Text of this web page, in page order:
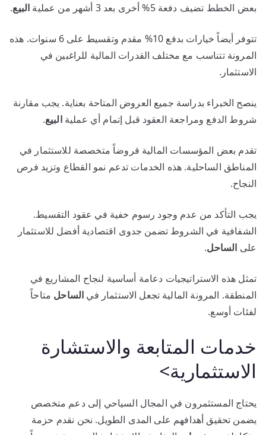
بعض الخطط تضيف دفعة 5% أخرى بعد 3 أشهر من عملية
البيع.
تتوفر أيضاً خيارات بدفع 10% مقدم وتقسيط على 6 سنوات. هذه
المرونة تتناسب مع مختلف القدرات المالية للراغبين في
الاستثمار.
ينصح الخبراء بدراسة جميع العروض المتاحة بعناية. يجب مقارنة
شروط الدفع ومراجعة العقود قبل إتمام أي عمليةالبيع.
تقدم بعض المؤسسات المالية قروضاً متخصصة للاستثمار في
المناطق الساحلية. هذه الخدمات تدعم نمو القطاع وتزيد فرص
النجاح.
يجب التأكد من عدم وجود رسوم خفية في عقود التقسيط.
الشفافية في الشروط تضمن جدوى اقتصادية أفضل للاستثمار
على الساحل.
تمثل هذه الاستراتيجيات دعامة أساسية لنجاح المشاريع في
المنطقة. المرونة المالية تجعل الاستثمار في الساحل متاحاً
لفئات أوسع.
خدمات المتابعة والاستشارة
الاستثمارية>
يحتاج المستثمرون في المجال السياحي إلى دعم متخصص
يضمن تحقيق أهدافهم على المدى الطويل. نحن نقدم حزمة